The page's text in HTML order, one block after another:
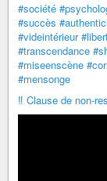
#société
#succès
#videintérieur
#transcendance
#miseenscène
#mensonge
‼️ Clause de non-